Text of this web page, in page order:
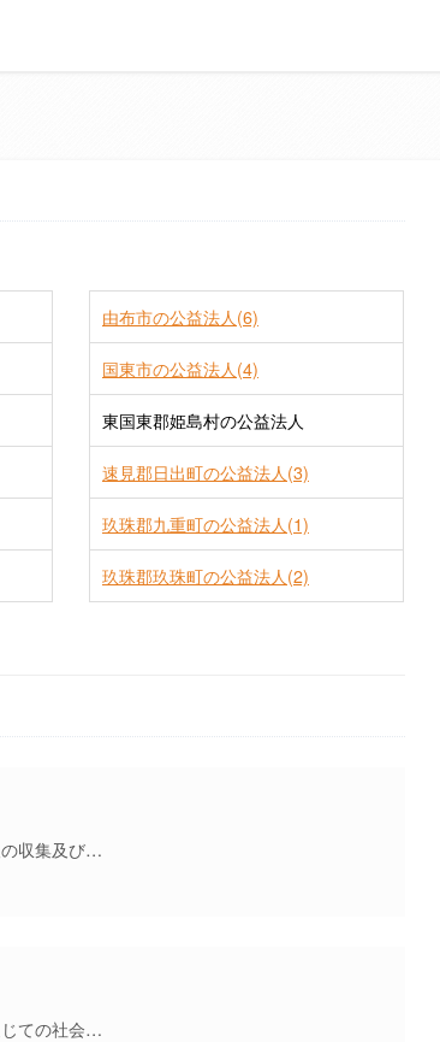
由布市の公益法人(6)
国東市の公益法人(4)
東国東郡姫島村の公益法人
速見郡日出町の公益法人(3)
玖珠郡九重町の公益法人(1)
玖珠郡玖珠町の公益法人(2)
の収集及び…
じての社会…